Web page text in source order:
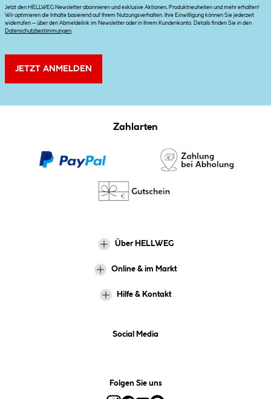
Jetzt den HELLWEG Newsletter abonnieren und exklusive Aktionen, Produktneuheiten und mehr erhalten!
Wir optimieren die Inhalte basierend auf Ihrem Nutzungsverhalten. Ihre Einwilligung können Sie jederzeit
widerrufen – über den Abmeldelink im Newsletter oder in Ihrem Kundenkonto. Details finden Sie in den
Datenschutzbestimmungen
JETZT ANMELDEN
Zahlarten
Über HELLWEG
Online & im Markt
Hilfe & Kontakt
Social Media
Folgen Sie uns